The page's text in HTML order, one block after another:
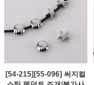
[54-215][55-096] 써지컬